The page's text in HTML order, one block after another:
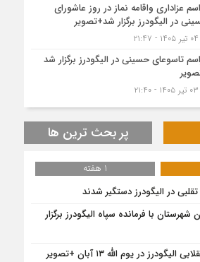
عزاداری واقامه نماز در روز عاشورای
در الیگودرز برگزار شد+تصویر
تاسوعای حسینی در الیگودرز برگزار شد
پر بحث ترین ها
1 هفته
در الیگودرز دستگیر شدند
شهرستان با فرمانده سپاه الیگودرز برگزار
در یوم الله ۱۳ آبان +تصویر